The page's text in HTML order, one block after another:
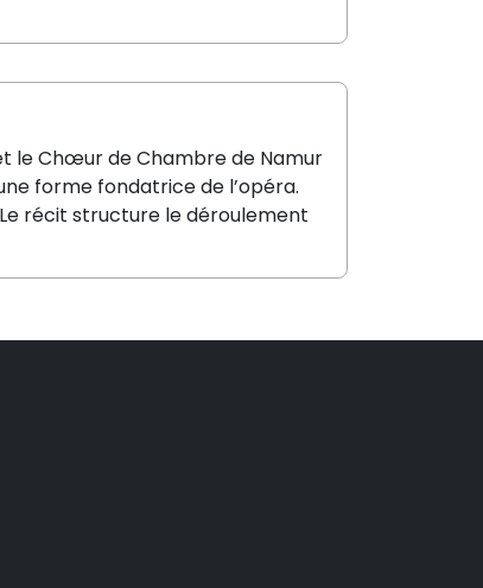
le Chœur de Chambre de Namur
forme fondatrice de l’opéra.
récit structure le déroulement